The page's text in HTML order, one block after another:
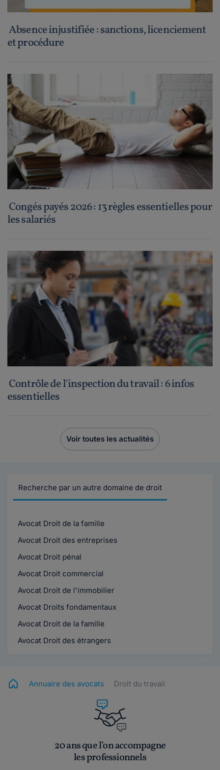
Absence injustifiée : sanctions, licenciement
et procédure
Congés payés 2026 : 13 règles essentielles pour
les salariés
Contrôle de l'inspection du travail : 6 infos
essentielles
Voir toutes les actualités
Recherche par un autre domaine de droit
Avocat Droit de la famille
Avocat Droit des entreprises
Avocat Droit pénal
Avocat Droit commercial
Avocat Droit de l'immobilier
Avocat Droits fondamentaux
Avocat Droit de la famille
Avocat Droit des étrangers
Annuaire des avocats Droit du travail
20 ans que l’on accompagne
les professionnels